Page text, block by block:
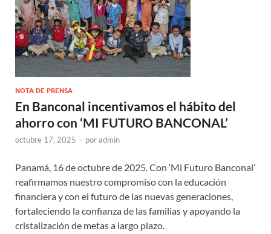
NOTA DE PRENSA
En Banconal incentivamos el hábito del
ahorro con ‘MI FUTURO BANCONAL’
octubre 17, 2025 - poradmin
Panamá, 16 de octubre de 2025. Con ‘Mi Futuro Banconal’
reafirmamos nuestro compromiso con la educación
financiera y con el futuro de las nuevas generaciones,
fortaleciendo la confianza de las familias y apoyando la
cristalización de metas a largo plazo.